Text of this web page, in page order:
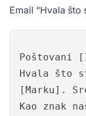
Email “Hvala što
Poštovani
Hvala što
[Marku].
Kao znak